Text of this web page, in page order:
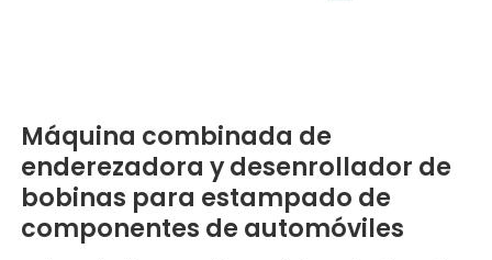
Máquina combinada de
enderezadora y desenrollador de
bobinas para estampado de
componentes de automóviles